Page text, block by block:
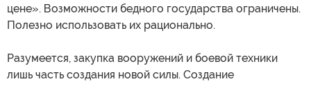
цене». Возможности бедного государства ограничены.
Полезно использовать их рационально.
Разумеется, закупка вооружений и боевой техники
лишь часть создания новой силы. Создание